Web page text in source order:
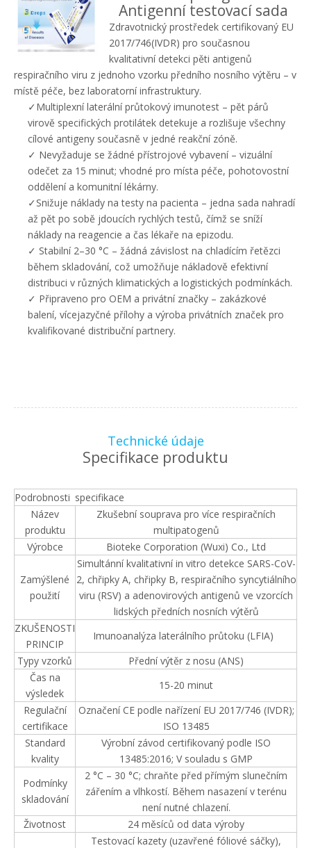
Antigenní testovací sada
Zdravotnický prostředek certifikovaný EU
2017/746(IVDR) pro současnou
kvalitativní detekci pěti antigenů
respiračního viru z jednoho vzorku předního nosního výtěru – v
místě péče, bez laboratorní infrastruktury.
✓Multiplexní laterální průtokový imunotest – pět párů
virově specifických protilátek detekuje a rozlišuje všechny
cílové antigeny současně v jedné reakční zóně.
✓ Nevyžaduje se žádné přístrojové vybavení – vizuální
odečet za 15 minut; vhodné pro místa péče, pohotovostní
oddělení a komunitní lékárny.
✓Snižuje náklady na testy na pacienta – jedna sada nahradí
až pět po sobě jdoucích rychlých testů, čímž se sníží
náklady na reagencie a čas lékaře na epizodu.
✓ Stabilní 2–30 °C – žádná závislost na chladícím řetězci
během skladování, což umožňuje nákladově efektivní
distribuci v různých klimatických a logistických podmínkách.
✓ Připraveno pro OEM a privátní značky – zakázkové
balení, vícejazyčné přílohy a výroba privátních značek pro
kvalifikované distribuční partnery.
Technické údaje
Specifikace produktu
Podrobnosti specifikace
Název
produktu
Zkušební souprava pro více respiračních
multipatogenů
Výrobce
Bioteke Corporation (Wuxi) Co., Ltd
Zamýšlené
použití
Simultánní kvalitativní in vitro detekce SARS-CoV-
2, chřipky A, chřipky B, respiračního syncytiálního
viru (RSV) a adenovirových antigenů ve vzorcích
lidských předních nosních výtěrů
ZKUŠENOSTI
PRINCIP
Imunoanalýza laterálního průtoku (LFIA)
Typy vzorků
Přední výtěr z nosu (ANS)
Čas na
výsledek
15-20 minut
Regulační
certifikace
Označení CE podle nařízení EU 2017/746 (IVDR);
ISO 13485
Standard
kvality
Výrobní závod certifikovaný podle ISO
13485:2016; V souladu s GMP
Podmínky
skladování
2 °C – 30 °C; chraňte před přímým slunečním
zářením a vlhkostí. Během nasazení v terénu
není nutné chlazení.
Životnost
24 měsíců od data výroby
Testovací kazety (uzavřené fóliové sáčky),